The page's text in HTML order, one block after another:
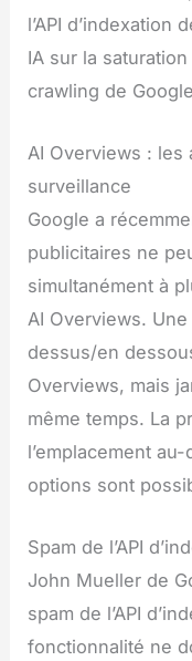
l’API d’indexation
IA sur la
crawling de
AI Overviews : les
surveillance
Google a
publicitaires ne
simultanément à
AI Overviews.
dessus/en
Overviews, mais
même temps. La
l’emplacement
options sont
Spam de l’API
John Mueller de
spam de l’API
fonctionnalité ne